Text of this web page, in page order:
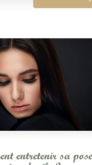
entretenir sa pose